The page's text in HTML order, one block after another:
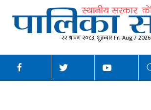
२२ श्रावण २०८३, शुक्रबार Fri Aug 7 2026